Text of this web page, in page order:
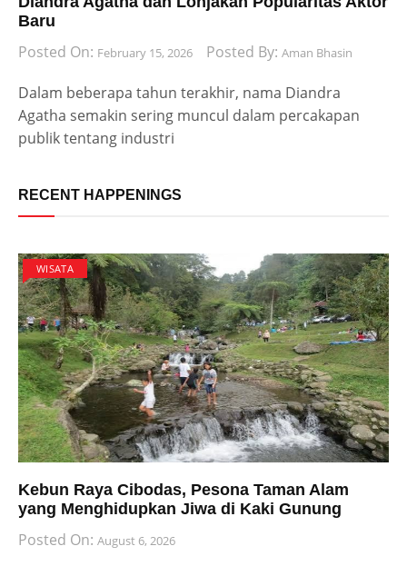
Baru
Posted On: February 15, 2026 Posted By: Aman Bhasin
Dalam beberapa tahun terakhir, nama Diandra
Agatha semakin sering muncul dalam percakapan
publik tentang industri
RECENT HAPPENINGS
WISATA
Kebun Raya Cibodas, Pesona Taman Alam
yang Menghidupkan Jiwa di Kaki Gunung
Posted On: August 6, 2026